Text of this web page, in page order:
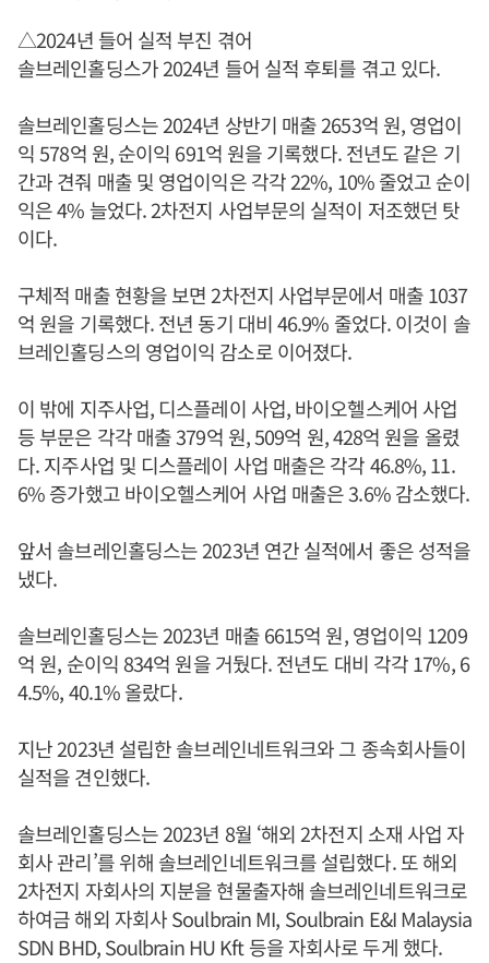
△2024년 들어 실적 부진 겪어
솔브레인홀딩스가 2024년 들어 실적 후퇴를 겪고 있다.
솔브레인홀딩스는 2024년 상반기 매출 2653억 원, 영업이
익 578억 원, 순이익 691억 원을 기록했다. 전년도 같은 기
간과 견줘 매출 및 영업이익은 각각 22%, 10% 줄었고 순이
익은 4% 늘었다. 2차전지 사업부문의 실적이 저조했던 탓
이다.
구체적 매출 현황을 보면 2차전지 사업부문에서 매출 1037
억 원을 기록했다. 전년 동기 대비 46.9% 줄었다. 이것이 솔
브레인홀딩스의 영업이익 감소로 이어졌다.
이 밖에 지주사업, 디스플레이 사업, 바이오헬스케어 사업
등 부문은 각각 매출 379억 원, 509억 원, 428억 원을 올렸
다. 지주사업 및 디스플레이 사업 매출은 각각 46.8%, 11.
6% 증가했고 바이오헬스케어 사업 매출은 3.6% 감소했다.
앞서 솔브레인홀딩스는 2023년 연간 실적에서 좋은 성적을
냈다.
솔브레인홀딩스는 2023년 매출 6615억 원, 영업이익 1209
억 원, 순이익 834억 원을 거뒀다. 전년도 대비 각각 17%, 6
4.5%, 40.1% 올랐다.
지난 2023년 설립한 솔브레인네트워크와 그 종속회사들이
실적을 견인했다.
솔브레인홀딩스는 2023년 8월 ‘해외 2차전지 소재 사업 자
회사 관리’를 위해 솔브레인네트워크를 설립했다. 또 해외
2차전지 자회사의 지분을 현물출자해 솔브레인네트워크로
하여금 해외 자회사 Soulbrain MI, Soulbrain E&I Malaysia
SDN BHD, Soulbrain HU Kft 등을 자회사로 두게 했다.